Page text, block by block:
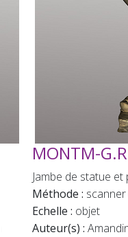
MONTM-
Jambe de statue
Méthode : scanner
Echelle : objet
Auteur(s) :